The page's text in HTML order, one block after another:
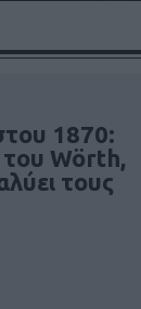
1870:
Wörth,
τους